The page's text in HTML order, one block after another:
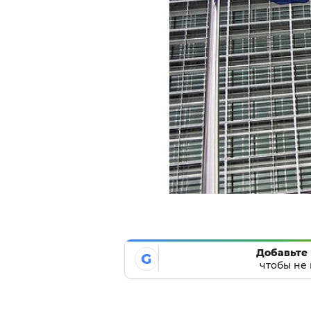
G
Добавьте
чтобы не